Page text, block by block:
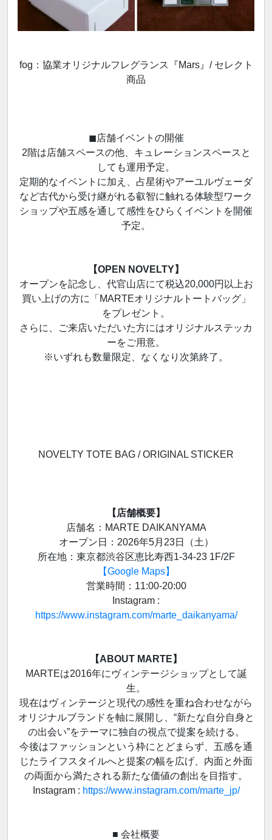
fog：協業オリジナルフレグランス『Mars』/ セレクト
商品
◼︎店舗イベントの開催
2階は店舗スペースの他、キュレーションスペースと
しても運用予定。
定期的なイベントに加え、占星術やアーユルヴェーダ
など古代から受け継がれる叡智に触れる体験型ワーク
ショップや五感を通して感性をひらくイベントを開催
予定。
【OPEN NOVELTY】
オープンを記念し、代官山店にて税込20,000円以上お
買い上げの方に「MARTEオリジナルトートバッグ」
をプレゼント。
さらに、ご来店いただいた方にはオリジナルステッカ
ーをご用意。
※いずれも数量限定、なくなり次第終了。
NOVELTY TOTE BAG / ORIGINAL STICKER
【店舗概要】
店舗名：MARTE DAIKANYAMA
オープン日：2026年5月23日（土）
所在地：東京都渋谷区恵比寿西1-34-23 1F/2F
【Google Maps】
営業時間：11:00-20:00
Instagram :
https://www.instagram.com/marte_daikanyama/
【ABOUT MARTE】
MARTEは2016年にヴィンテージショップとして誕
生。
現在はヴィンテージと現代の感性を重ね合わせながら
オリジナルブランドを軸に展開し、“新たな自分自身と
の出会い”をテーマに独自の視点で提案を続ける。
今後はファッションという枠にとどまらず、五感を通
じたライフスタイルへと提案の幅を広げ、内面と外面
の両面から満たされる新たな価値の創出を目指す。
Instagram : https://www.instagram.com/marte_jp/
■ 会社概要